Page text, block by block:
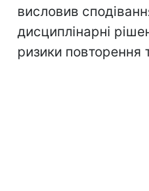
висловив
дисциплінарні
ризики повторення